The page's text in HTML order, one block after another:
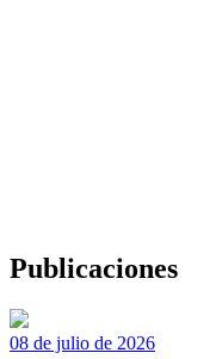
Publicaciones
08 de julio de 2026